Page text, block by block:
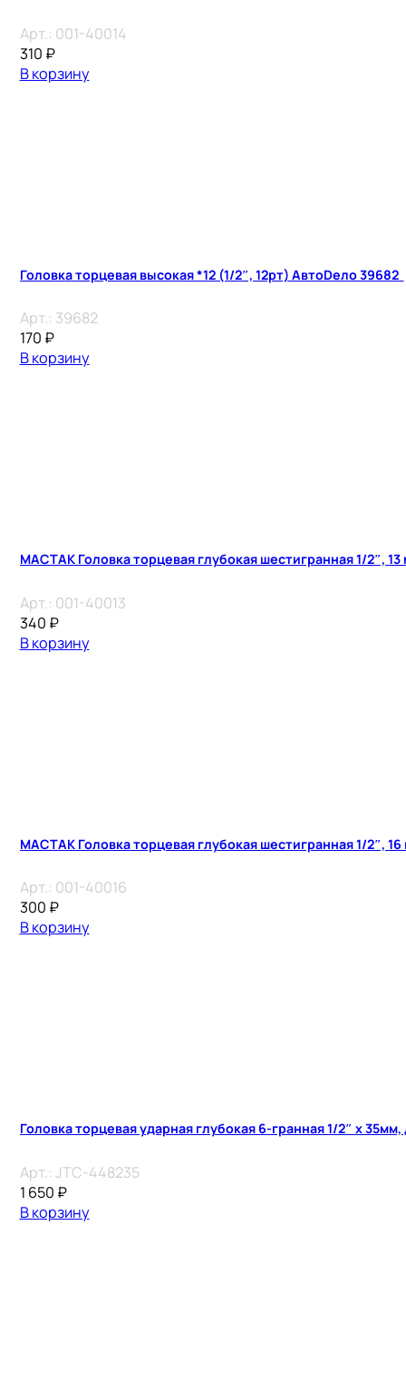
Арт.: 001-40014
310 ₽
В корзину
Головка торцевая высокая *12 (1/2″, 12рт) АвтоDело 39682
Арт.: 39682
170 ₽
В корзину
МАСТАК Головка торцевая глубокая шестигранная 1/2″, 13
Арт.: 001-40013
340 ₽
В корзину
МАСТАК Головка торцевая глубокая шестигранная 1/2″, 16
Арт.: 001-40016
300 ₽
В корзину
Головка торцевая ударная глубокая 6-гранная 1/2″ х
Арт.: JTC-448235
1 650 ₽
В корзину